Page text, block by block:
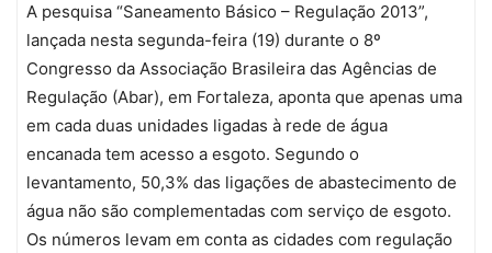
A pesquisa “Saneamento Básico – Regulação 2013”,
lançada nesta segunda-feira (19) durante o 8º
Congresso da Associação Brasileira das Agências de
Regulação (Abar), em Fortaleza, aponta que apenas uma
em cada duas unidades ligadas à rede de água
encanada tem acesso a esgoto. Segundo o
levantamento, 50,3% das ligações de abastecimento de
água não são complementadas com serviço de esgoto.
Os números levam em conta as cidades com regulação